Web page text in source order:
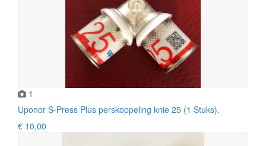
1
Uponor S-Press Plus perskoppeling knie 25 (1 Stuks).
€ 10,00